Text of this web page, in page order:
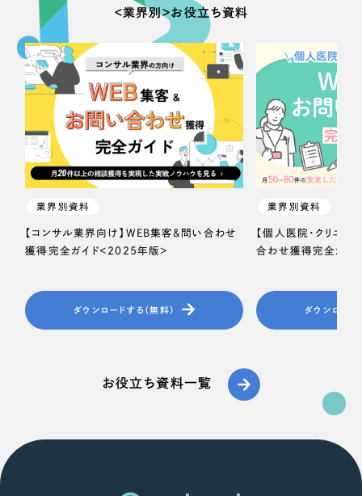
＜業界別＞お役立ち資料
業界別資料
【コンサル業界向け】WEB集客＆問い合わせ
獲得完全ガイド＜2025年版＞
ダウンロードする（無料）
業界別資料
【個人医院・クリニッ
合わせ獲得完全ガイ
ダウンロード
お役立ち資料一覧